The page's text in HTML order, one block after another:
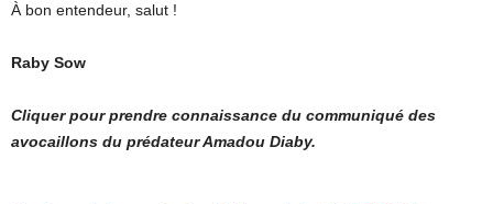
À bon entendeur, salut !
Raby Sow
Cliquer pour prendre connaissance du communiqué des
avocaillons du prédateur Amadou Diaby.